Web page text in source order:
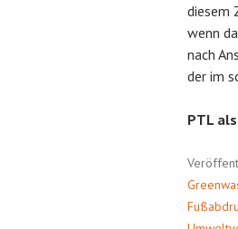
diesem
wenn
nach
der im
PTL